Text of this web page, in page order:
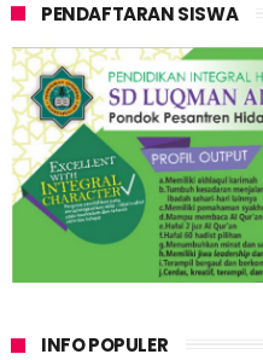
PENDAFTARAN SISWA
INFO POPULER